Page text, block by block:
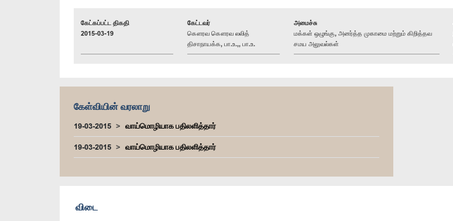
கேட்கப்பட்ட திகதி
2015-03-19
கேட்டவர்
கௌரவ கௌரவ லலித்
திசாநாயக்க, பா.உ.,, பா.உ.
அமைச்சு
மக்கள் ஒழுங்கு, அனர்த்த முகாமை மற்றும் கிறித்தவ
சமய அலுவல்கள்
கேள்வியின் வரலாறு
19-03-2015
வாய்மொழியாக பதிலளித்தார்
19-03-2015
வாய்மொழியாக பதிலளித்தார்
விடை